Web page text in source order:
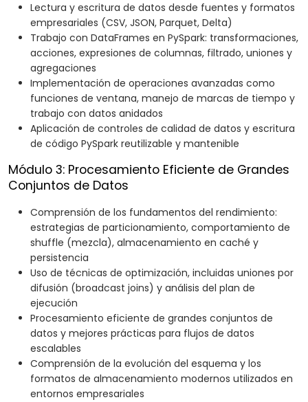
Lectura y escritura de datos desde fuentes y formatos
empresariales (CSV, JSON, Parquet, Delta)
Trabajo con DataFrames en PySpark: transformaciones,
acciones, expresiones de columnas, filtrado, uniones y
agregaciones
Implementación de operaciones avanzadas como
funciones de ventana, manejo de marcas de tiempo y
trabajo con datos anidados
Aplicación de controles de calidad de datos y escritura
de código PySpark reutilizable y mantenible
Módulo 3: Procesamiento Eficiente de Grandes
Conjuntos de Datos
Comprensión de los fundamentos del rendimiento:
estrategias de particionamiento, comportamiento de
shuffle (mezcla), almacenamiento en caché y
persistencia
Uso de técnicas de optimización, incluidas uniones por
difusión (broadcast joins) y análisis del plan de
ejecución
Procesamiento eficiente de grandes conjuntos de
datos y mejores prácticas para flujos de datos
escalables
Comprensión de la evolución del esquema y los
formatos de almacenamiento modernos utilizados en
entornos empresariales